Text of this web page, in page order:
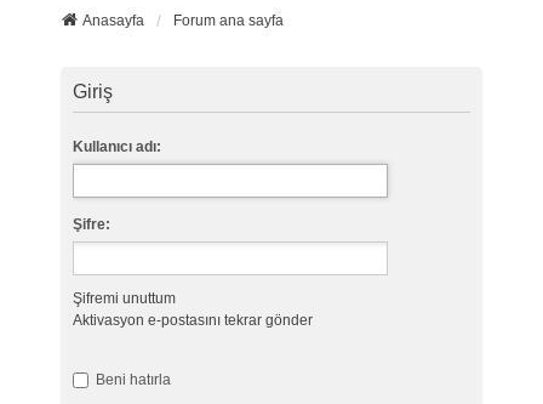
Anasayfa Forum ana sayfa
Giriş
Kullanıcı adı:
Şifre:
Şifremi unuttum
Aktivasyon e-postasını tekrar gönder
Beni hatırla